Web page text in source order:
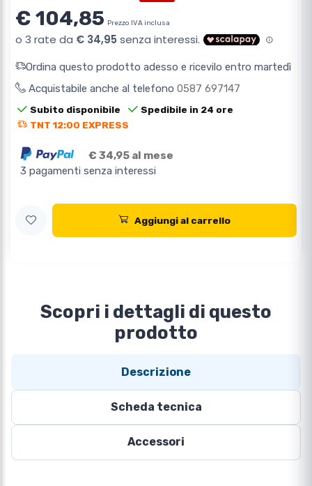
€ 104,85 Prezzo IVA inclusa
Ordina questo prodotto adesso e ricevilo entro martedì
Acquistabile anche al telefono 0587 697147
Subito disponibile
Spedibile in 24 ore
TNT 12:00 EXPRESS
€ 34,95 al mese
3 pagamenti senza interessi
Aggiungi al carrello
Scopri i dettagli di questo
prodotto
Descrizione
Scheda tecnica
Accessori